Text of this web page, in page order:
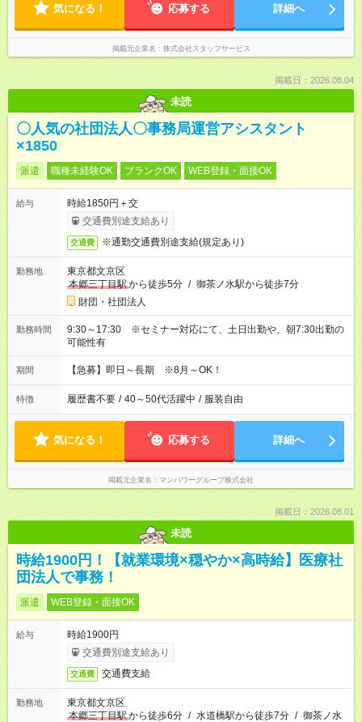
気になる！ 応募する 詳細へ
掲載元企業名 株式会社スタッフサービス
掲載日：2026.08.04
未読
〇人気の社団法人〇事務局運営アシスタント
×1850
派遣 職種未経験OK ブランクOK WEB登録・面接OK
給与
時給1850円＋交
交通費別途支給あり
交通費 ※通勤交通費別途支給(規定あり)
勤務地
東京都文京区
本郷三丁目駅から徒歩5分 / 御茶ノ水駅から徒歩7分
財団・社団法人
勤務時間
9:30～17:30 ※セミナー対応にて、土日出勤や、朝7:30出勤の
可能性有
期間 【急募】即日～長期 ※8月～OK！
特徴 履歴書不要 / 40～50代活躍中 / 服装自由
気になる！ 応募する 詳細へ
掲載元企業名 マンパワーグループ株式会社
掲載日：2026.08.01
未読
時給1900円！【就業環境×穏やか×高時給】医療社
団法人で事務！
派遣 WEB登録・面接OK
給与
時給1900円
交通費別途支給あり
交通費 交通費支給
勤務地
東京都文京区
本郷三丁目駅から徒歩6分 / 水道橋駅から徒歩7分 / 御茶ノ水